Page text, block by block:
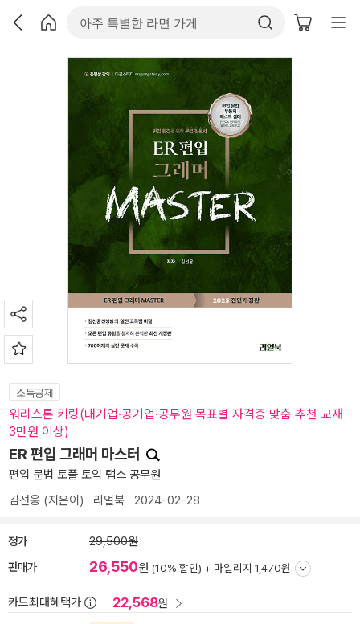
소득공제
워리스톤 키링(대기업·공기업·공무원 목표별 자격증 맞춤 추천 교재
3만원 이상)
ER 편입 그래머 마스터
편입 문법 토플 토익 탭스 공무원
김선웅 (지은이) 리얼북 2024-02-28
정가 29,500원
판매가 26,550원 (10% 할인) + 마일리지 1,470원
카드최대혜택가 22,568원